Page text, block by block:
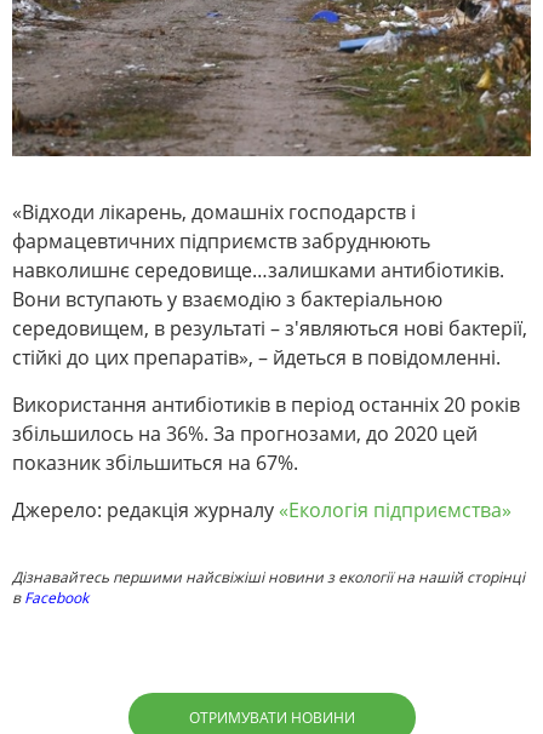
«Відходи лікарень, домашніх господарств і
фармацевтичних підприємств забруднюють
навколишнє середовище…залишками антибіотиків.
Вони вступають у взаємодію з бактеріальною
середовищем, в результаті – з'являються нові бактерії,
стійкі до цих препаратів», – йдеться в повідомленні.
Використання антибіотиків в період останніх 20 років
збільшилось на 36%. За прогнозами, до 2020 цей
показник збільшиться на 67%.
Джерело: редакцiя журналу «Екологія підприємства»
Дізнавайтесь першими найсвіжіші новини з екології на нашій сторінці
вFacebook
ОТРИМУВАТИ НОВИНИ